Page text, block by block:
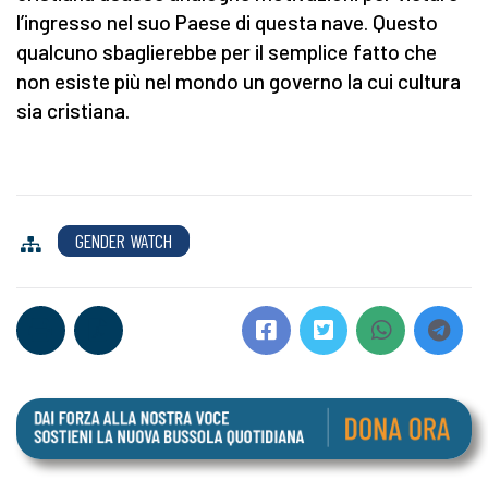
l’ingresso nel suo Paese di questa nave. Questo
qualcuno sbaglierebbe per il semplice fatto che
non esiste più nel mondo un governo la cui cultura
sia cristiana.
GENDER WATCH